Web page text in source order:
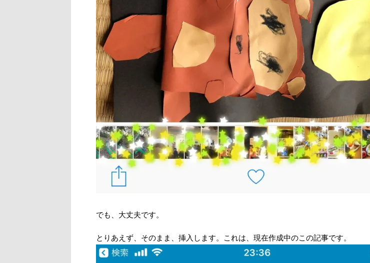
でも、大丈夫です。
とりあえず、そのまま、挿入します。これは、現在作成中のこの記事です。